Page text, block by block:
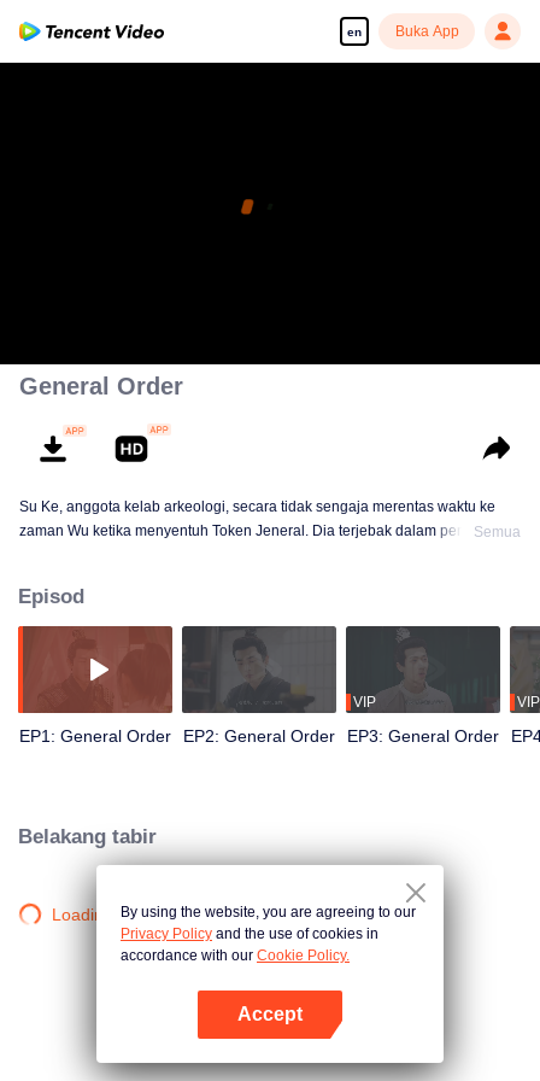
en Buka App
General Order
Su Ke, anggota kelab arkeologi, secara tidak sengaja merentas waktu ke
zaman Wu ketika menyentuh Token Jeneral. Dia terjebak dalam penyiasatan
kebenaran bersama Dai Yu, Su Ke menemukan beberapa rakan kelabnya
yang juga terjebak di zaman itu, termasuk Sun Duo, kini seorang maharaja.
Dengan bantuan Sun Duo, mereka berjaya menangkap pembunuh sebenar,
tetapi rahsia yang lebih besar masih menanti untuk dibongkar.
Semua
Episod
EP1: General Order EP2: General Order
VIP
EP3: General Order
VIP
Belakang tabir
Loading…By using the website, you are agreeing to our
Privacy Policy and the use of cookies in
accordance with our Cookie Policy.
Accept